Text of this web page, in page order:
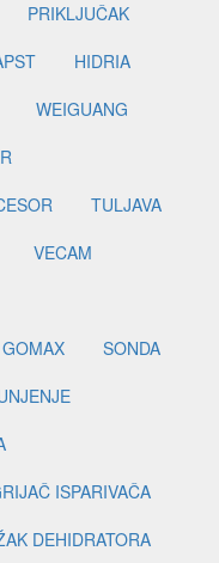
PRIKLJUČAK
HIDRIA
WEIGUANG
TULJAVA
VECAM
GOMAX
SONDA
ISPARIVAČA
DEHIDRATORA